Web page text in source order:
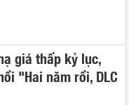
giá thấp kỷ lục,
"Hai năm rồi, DLC